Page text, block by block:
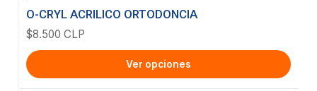
O-CRYL ACRILICO ORTODONCIA
$8.500 CLP
Ver opciones